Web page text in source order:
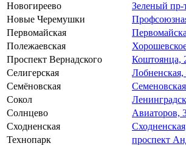
Новогиреево
Зеленый пр-
Новые Черемушки
Первомайская
Полежаевская
Проспект Вернадского
Коштоянца,
Селигерская
Семёновская
Сокол
Солнцево
Сходненская
Технопарк
проспект